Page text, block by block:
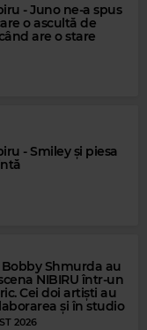
- Juno ne-a spus
o ascultă de
are o stare
- Smiley și piesa
Shmurda au
NIBIRU într-un
Cei doi artiști au
și în studio
2026